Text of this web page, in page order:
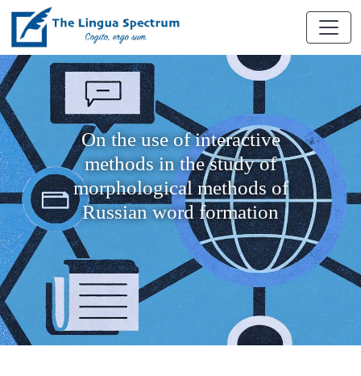
On the use of interactive
methods in the study of
morphological methods of
Russian word formation